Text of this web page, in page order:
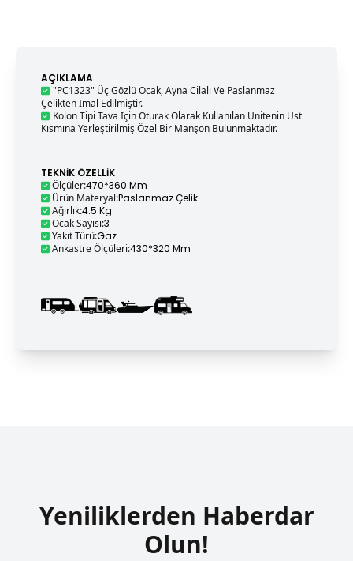
AÇIKLAMA
"PC1323" Üç Gözlü Ocak, Ayna Cilalı Ve Paslanmaz
Çelikten Imal Edilmiştir.
Kolon Tipi Tava Için Oturak Olarak Kullanılan Ünitenin Üst
Kısmına Yerleştirilmiş Özel Bir Manşon Bulunmaktadır.
TEKNIK ÖZELLIK
Ölçüler:470*360 Mm
Ürün Materyal:Paslanmaz Çelik
Ağırlık:4.5 Kg
Ocak Sayısı:3
Yakıt Türü:Gaz
Ankastre Ölçüleri:430*320 Mm
Yeniliklerden Haberdar
Olun!